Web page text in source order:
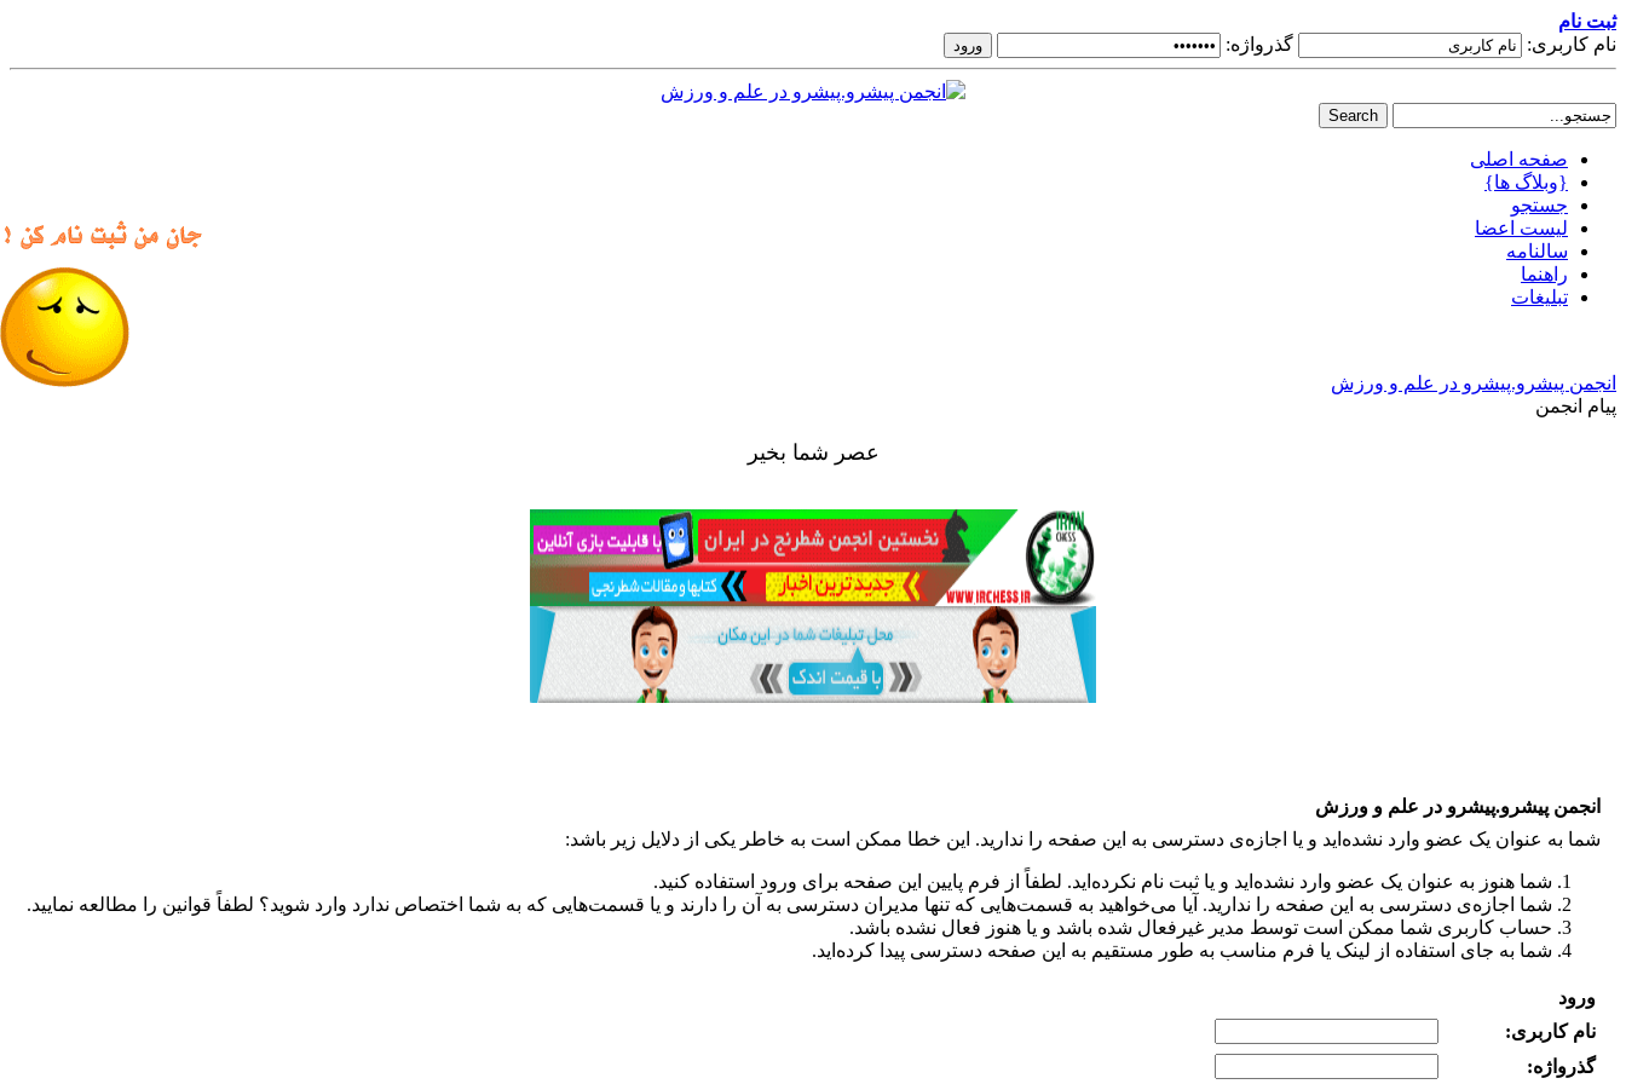
ثبت نام
نام کاربری:
گذرواژه:
صفحه اصلی
{وبلاگ ها}
جستجو
لیست اعضا
سالنامه
راهنما
تبلیغات
انجمن پیشرو.پیشرو در علم و ورزش
پیام انجمن
عصر شما بخير
انجمن پیشرو.پیشرو در علم و ورزش
شما به عنوان یک عضو وارد نشده‌اید و یا اجازه‌ی دسترسی به این صفحه را ندارید. این خطا ممکن است به خاطر یکی از دلایل زیر باشد:
شما هنوز به عنوان یک عضو وارد نشده‌اید و یا ثبت نام نکرده‌اید. لطفاً از فرم پایین این صفحه برای ورود استفاده کنید.
شما اجازه‌ی دسترسی به این صفحه را ندارید. آیا می‌خواهید به قسمت‌هایی که تنها مدیران دسترسی به آن را دارند و یا قسمت‌هایی که به شما اختصاص ندارد وارد شوید؟ لطفاً قوانین را مطالعه نمایید.
حساب کاربری شما ممکن است توسط مدیر غیرفعال شده باشد و یا هنوز فعال نشده باشد.
شما به جای استفاده از لینک یا فرم مناسب به طور مستقیم به این صفحه دسترسی پیدا کرده‌اید.
ورود
نام کاربری:
گذرواژه‌: